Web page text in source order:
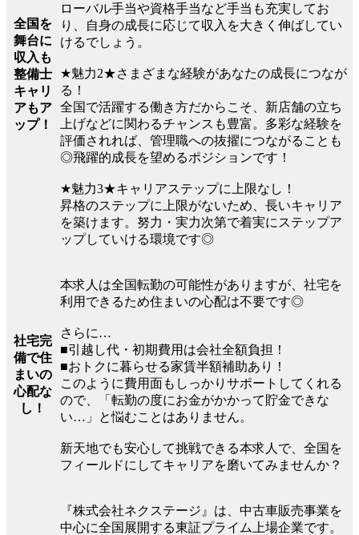
全国を
舞台に
収入も
整備士
キャリ
アもア
ップ！
ローバル手当や資格手当など手当も充実してお
り、自身の成長に応じて収入を大きく伸ばしてい
けるでしょう。
★魅力2★さまざまな経験があなたの成長につなが
る！
全国で活躍する働き方だからこそ、新店舗の立ち
上げなどに関わるチャンスも豊富。多彩な経験を
評価されれば、管理職への抜擢につながることも
◎飛躍的成長を望めるポジションです！
★魅力3★キャリアステップに上限なし！
昇格のステップに上限がないため、長いキャリア
を築けます。努力・実力次第で着実にステップア
ップしていける環境です◎
社宅完
備で住
まいの
心配な
し！
本求人は全国転勤の可能性がありますが、社宅を
利用できるため住まいの心配は不要です◎
さらに…
■引越し代・初期費用は会社全額負担！
■おトクに暮らせる家賃半額補助あり！
このように費用面もしっかりサポートしてくれる
ので、「転勤の度にお金がかかって貯金できな
い…」と悩むことはありません。
新天地でも安心して挑戦できる本求人で、全国を
フィールドにしてキャリアを磨いてみませんか？
『株式会社ネクステージ』は、中古車販売事業を
中心に全国展開する東証プライム上場企業です。